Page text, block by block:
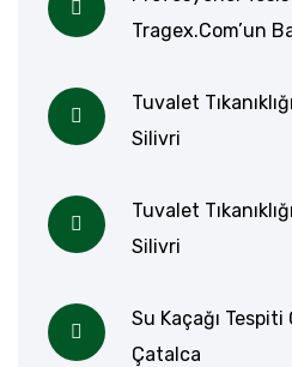
Tragex.com’un
Tuvalet
Silivri
Tuvalet
Silivri
Su Kaçağı Tespiti
Çatalca